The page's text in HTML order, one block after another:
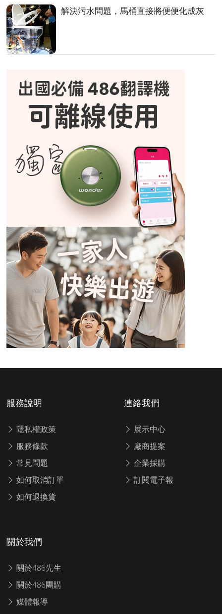
解決污水問題，馬桶直接將便便化成灰
服務說明
隱私權政策
服務條款
常見問題
如何取消訂單
如何退換貨
連絡我們
展示中心
廠商提案
企業採購
訂閱電子報
關於我們
關於486先生
關於486團購
媒體報導